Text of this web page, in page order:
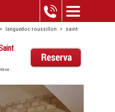
> languedoc-roussillon > saint-
les jardins saint benoit
-